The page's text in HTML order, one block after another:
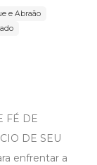
e Abraão
FÉ DE
DE SEU
enfrentar a